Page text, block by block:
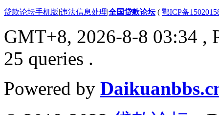
贷款论坛手机版|违法信息处理|全国贷款论坛( 鄂ICP备
GMT+8, 2026-8-8 03:34 ,
25 queries .
Powered by